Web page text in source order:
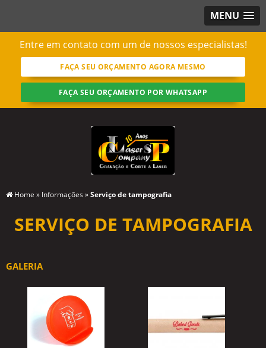
MENU
Entre em contato com um de nossos especialistas!
FAÇA SEU ORÇAMENTO AGORA MESMO
FAÇA SEU ORÇAMENTO POR WHATSAPP
Home » Informações »Serviço de tampografia
SERVIÇO DE TAMPOGRAFIA
GALERIA